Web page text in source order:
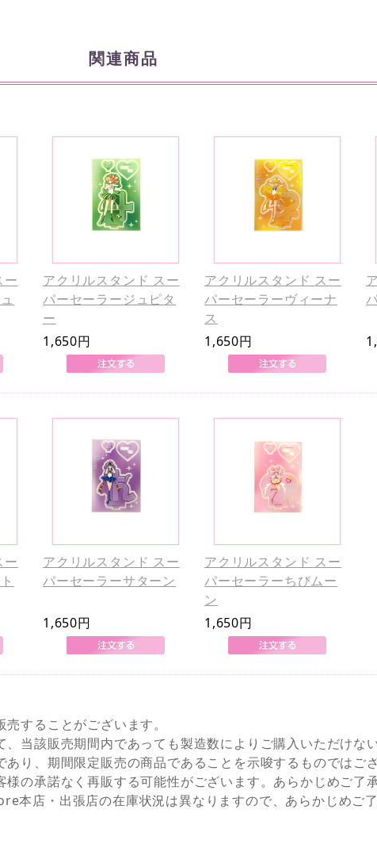
関連商品
ー
アクリルスタンド スー
パーセーラージュピタ
ー
1,650円
アクリルスタンド スー
パーセーラーヴィーナ
ス
1,650円
ー
アクリルスタンド スー
パーセーラーサターン
1,650円
アクリルスタンド スー
パーセーラーちびムー
ン
1,650円
することがございます。
当該販売期間内であっても製造数によりご購入いただけな
り、期間限定販売の商品であることを示唆するものではござ
の承諾なく再販する可能性がございます。あらかじめご了承
・出張店の在庫状況は異なりますので、あらかじめご了